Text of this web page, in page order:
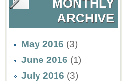
MONTHLY
ARCHIVE
May 2016 (3)
June 2016 (1)
July 2016 (3)